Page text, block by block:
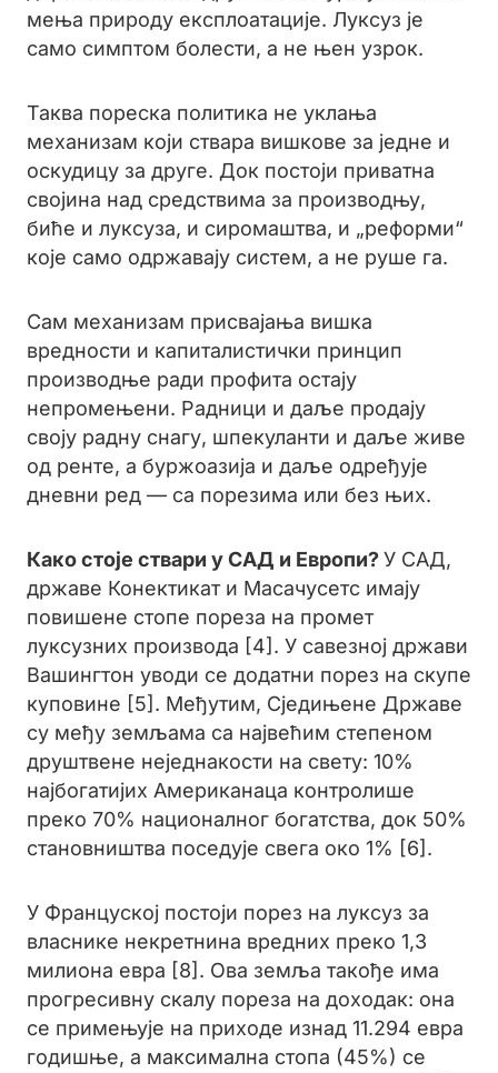
мења природу експлоатације. Луксуз је
само симптом болести, а не њен узрок.
Таква пореска политика не уклања
механизам који ствара вишкове за једне и
оскудицу за друге. Док постоји приватна
својина над средствима за производњу,
биће и луксуза, и сиромаштва, и „реформи“
које само одржавају систем, а не руше га.
Сам механизам присвајања вишка
вредности и капиталистички принцип
производње ради профита остају
непромењени. Радници и даље продају
своју радну снагу, шпекуланти и даље живе
од ренте, а буржоазија и даље одређује
дневни ред — са порезима или без њих.
Како стоје ствари у САД и Европи?У САД,
државе Конектикат и Масачусетс имају
повишене стопе пореза на промет
луксузних производа [4]. У савезној држави
Вашингтон уводи се додатни порез на скупе
куповине [5]. Међутим, Сједињене Државе
су међу земљама са највећим степеном
друштвене неједнакости на свету: 10%
најбогатијих Американаца контролише
преко 70% националног богатства, док 50%
становништва поседује свега око 1% [6].
У Француској постоји порез на луксуз за
власнике некретнина вредних преко 1,3
милиона евра [8]. Ова земља такође има
прогресивну скалу пореза на доходак: она
се примењује на приходе изнад 11.294 евра
годишње, а максимална стопа (45%) се